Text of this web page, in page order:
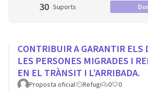
30 Suports
CONTRIBUIR A GARANTIR ELS
LES PERSONES MIGRADES I
EN EL TRÀNSIT I L’ARRIBADA.
Proposta oficial Refugi 0 0